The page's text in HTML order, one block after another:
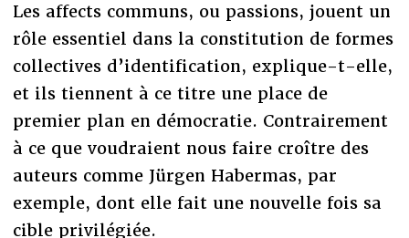
Les affects communs, ou passions, jouent un
rôle essentiel dans la constitution de formes
collectives d’identification, explique-t-elle,
et ils tiennent à ce titre une place de
premier plan en démocratie. Contrairement
à ce que voudraient nous faire croître des
auteurs comme Jürgen Habermas, par
exemple, dont elle fait une nouvelle fois sa
cible privilégiée.